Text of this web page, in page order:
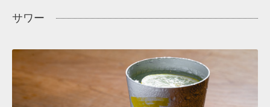
サワー